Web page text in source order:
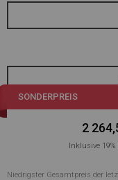
SONDERPREIS
2
Inklusive 19%
Niedrigster Gesamtpreis der